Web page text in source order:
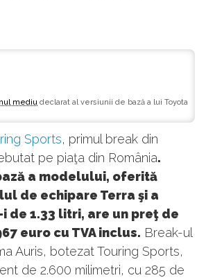
mediu declarat al versiunii de bază a lui Toyota
Sports, primul break din
pe piaţa din România.
a modelului, oferită
de echipare Terra şi a
de 1.33 litri, are un preţ de
euro cu TVA inclus. Break-ul
Auris, botezat Touring Sports,
de 2.600 milimetri, cu 285 de